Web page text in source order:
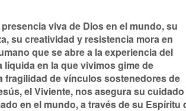
viva de Dios en el mundo, su
su creativi­dad y resistencia mora en
que se abre a la experiencia del
líquida en la que vivimos gime de
fragilidad de vínculos sostenedores de
el Viviente, nos asegura su
en el mundo, a través de su